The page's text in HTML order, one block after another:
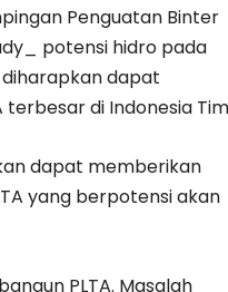
Penguatan Binter
potensi hidro pada
diharapkan dapat
di Indonesia
dapat memberikan
yang berpotensi akan
PLTA. Masalah